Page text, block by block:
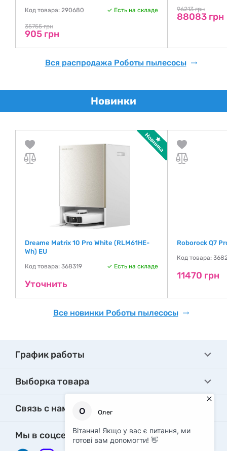
Код товара: 290680 Есть на складе
35755 грн
905 грн
96213 грн
88083 грн
Вся распродажа Роботы пылесосы
Новинки
Dreame Matrix 10 Pro White (RLM61HE-
Wh) EU
Код товара: 368319 Есть на складе
Уточнить
Roborock Q7
Код товара:
11470 грн
Все новинки Роботы пылесосы
График работы
Выборка товара
Связь с нами
Мы в соцсетях